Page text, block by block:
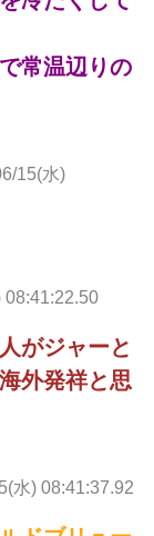
常温辺りの
15(水)
08:41:22.50
がジャーと
外発祥と思
水) 08:41:37.92